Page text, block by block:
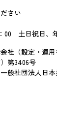
さい
00 土日祝日、
社（設定・運用
第3406号
般社団法人日